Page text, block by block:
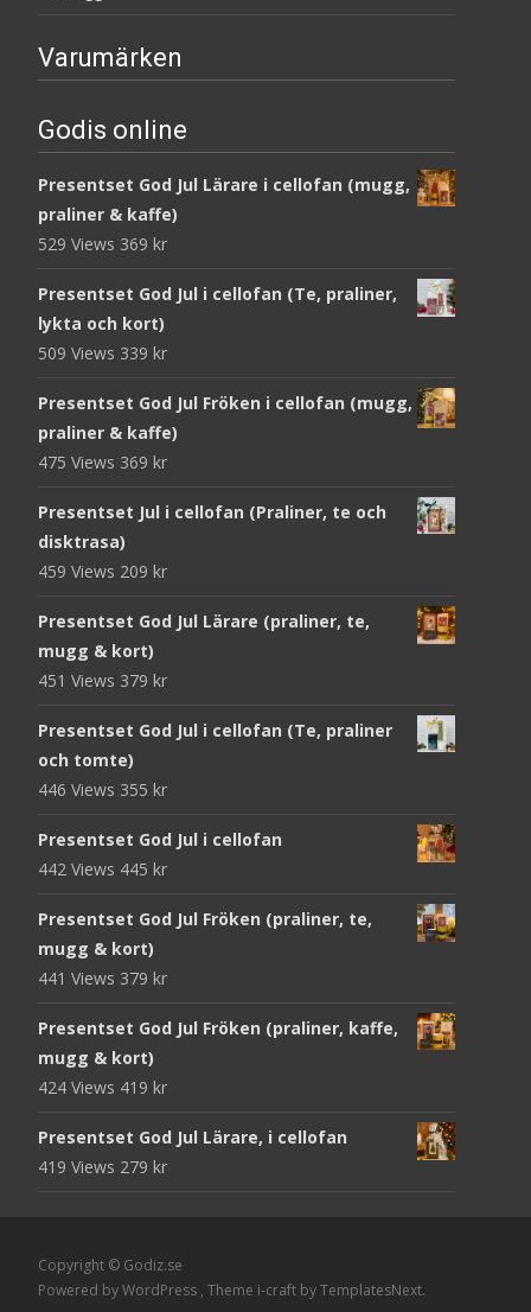
Varumärken
Godis online
Presentset God Jul Lärare i cellofan (mugg,
praliner & kaffe)
529 Views 369 kr
Presentset God Jul i cellofan (Te, praliner,
lykta och kort)
509 Views 339 kr
Presentset God Jul Fröken i cellofan (mugg,
praliner & kaffe)
475 Views 369 kr
Presentset Jul i cellofan (Praliner, te och
disktrasa)
459 Views 209 kr
Presentset God Jul Lärare (praliner, te,
mugg & kort)
451 Views 379 kr
Presentset God Jul i cellofan (Te, praliner
och tomte)
446 Views 355 kr
Presentset God Jul i cellofan
442 Views 445 kr
Presentset God Jul Fröken (praliner, te,
mugg & kort)
441 Views 379 kr
Presentset God Jul Fröken (praliner, kaffe,
mugg & kort)
424 Views 419 kr
Presentset God Jul Lärare, i cellofan
419 Views 279 kr
Copyright © Godiz.se
Powered by WordPress , Theme i-craft by TemplatesNext.